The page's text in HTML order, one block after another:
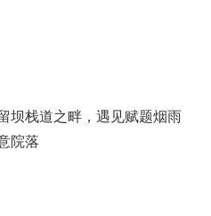
坝栈道之畔，遇见赋题烟雨
院落